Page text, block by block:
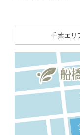
千葉エリ